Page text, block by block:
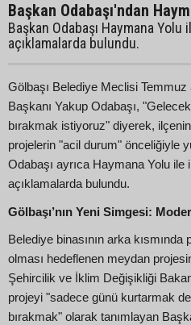
Başkan Odabaşı'ndan
Başkan Odabaşı Haymana
açıklamalarda bulundu.
Gölbaşı Belediye Meclisi Temmuz
Başkanı Yakup Odabaşı,
bırakmak istiyoruz" diyerek,
projelerin "acil durum" önceliğiyle
Odabaşı ayrıca Haymana Yolu ile
açıklamalarda bulundu.
Gölbaşı’nın Yeni Simgesi:
Belediye binasının arka
olması hedeflenen meydan
Şehircilik ve İklim Değişikliği
projeyi "sadece günü kurtarmak
bırakmak" olarak tanımlayan